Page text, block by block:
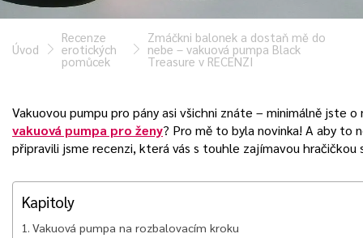
Úvod
Recenze
erotických
pomůcek
Zmáčkni balonek a dostaň mě do
nebe – vakuová pumpa Black
Treasure v RECENZI
Vakuovou pumpu pro pány asi všichni znáte – minimálně jste o
vakuová pumpa pro ženy? Pro mě to byla novinka! A aby to
připravili jsme recenzi, která vás s touhle zajímavou hračičkou
Kapitoly
Vakuová pumpa na rozbalovacím kroku